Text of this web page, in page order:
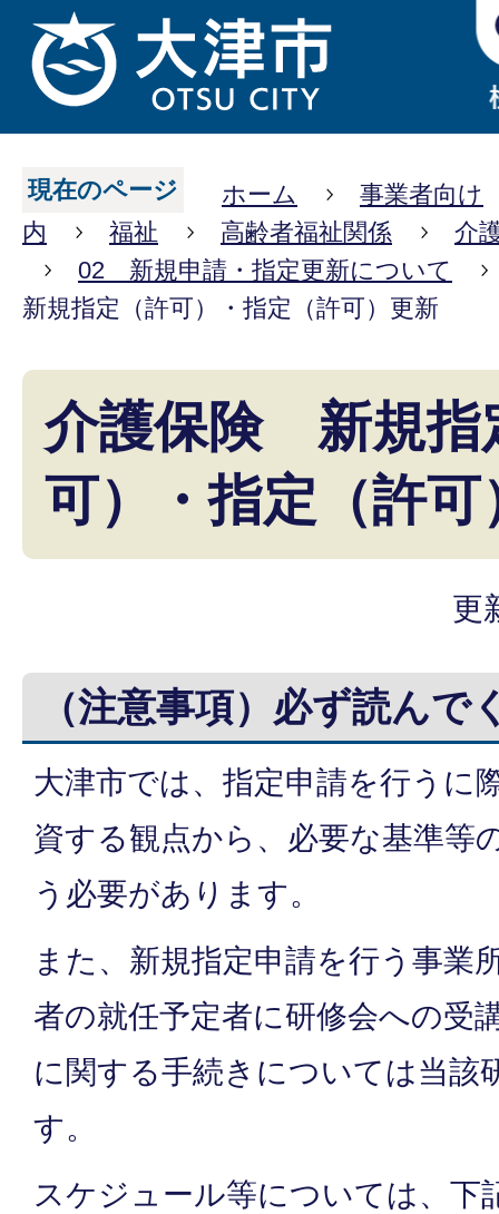
現在のページ ホーム
事業者向け
内
福祉 高齢者福祉関係
介
02 新規申請・指定更新について
新規指定（許可）・指定（許可）更新
介護保険 新規指
可）・指定（許可
更
（注意事項）必ず読んで
大津市では、指定申請を行うに
資する観点から、必要な基準等
う必要があります。
また、新規指定申請を行う事業
者の就任予定者に研修会への受
に関する手続きについては当該
す。
スケジュール等については、下